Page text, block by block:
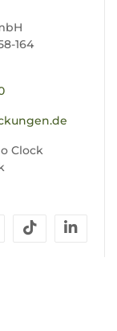
164
Clock
instagram
tiktok